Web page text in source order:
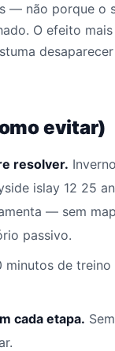
— não porque o
O efeito
evitar)
resolver.
islay 12 25
— sem
passivo.
minutos de
cada etapa.